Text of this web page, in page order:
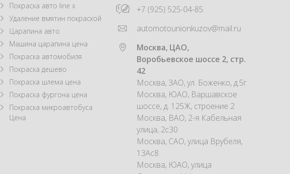
Покраска авто line x
Удаление вмятин покраской
Царапина авто
Машина царапина цена
Покраска автомобиля
Покраска дешево
Покраска шлема цена
Покраска фургона цена
Покраска микроавтобуса
Цена
+7 (925) 525-04-85
automotounionkuzov@mail.ru
Москва, ЦАО,
Воробьевское шоссе 2, стр.
42
Москва, ЗАО, ул. Боженко, д.5г
Москва, ЮАО, Варшавское
шоссе, д. 125Ж, строение 2
Москва, ВАО, 2-я Кабельная
улица, 2с30
Москва, САО, улица Врубеля,
13Ас8
Москва, ЮАО, улица